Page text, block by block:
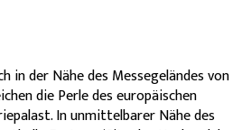
in der Nähe des Messegeländes von
die Perle des europäischen
In unmittelbarer Nähe des